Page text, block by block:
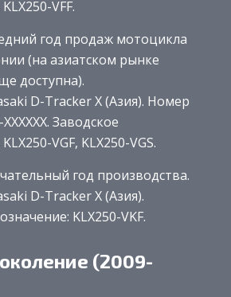
VFF.
год продаж мотоцикла
(на азиатском рынке
доступна).
D-Tracker X (Азия). Номер
Заводское
VGF, KLX250-VGS.
год производства.
D-Tracker X (Азия).
KLX250-VKF.
(2009-